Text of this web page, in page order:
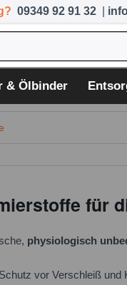
09349 92 91 32
& Ölbinder
für
physiologisch
vor Verschleiß und